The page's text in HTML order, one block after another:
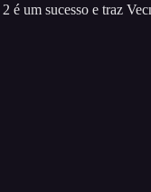
é um sucesso e traz